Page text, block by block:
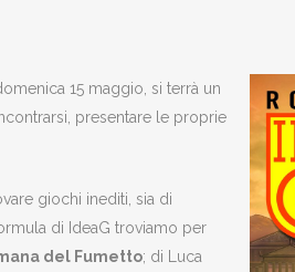
15 maggio, si terrà un
presentare le proprie
giochi inediti, sia di
di IdeaG troviamo per
del Fumetto; di Luca